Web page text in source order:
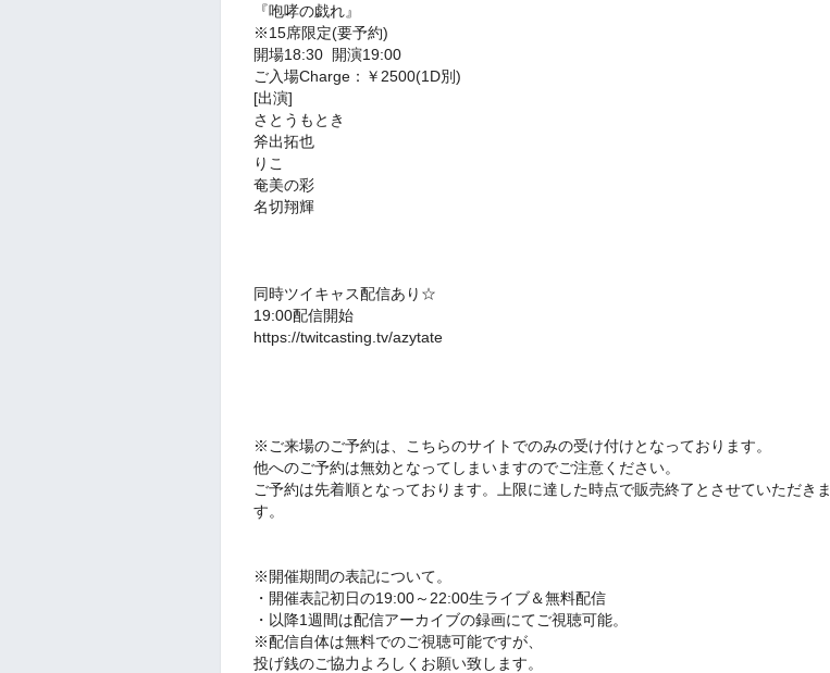
『咆哮の戯れ』
※15席限定(要予約)
開場18:30 開演19:00
ご入場Charge：￥2500(1D別)
[出演]
さとうもとき
斧出拓也
りこ
奄美の彩
名切翔輝
同時ツイキャス配信あり☆
19:00配信開始
https://twitcasting.tv/azytate
※ご来場のご予約は、
こちらのサイトでのみの受け付けとなっております。
他へのご予約は無効となってしまいますのでご注意ください。
ご予約は先着順となっております。上限に達した時点で販売終了とさせていただきま
す。
※開催期間の表記について。
・開催表記初日の19:00～22:00生ライブ＆無料配信
・以降1週間は配信アーカイブの録画にてご視聴可能。
※配信自体は無料でのご視聴可能ですが、
投げ銭のご協力よろしくお願い致します。